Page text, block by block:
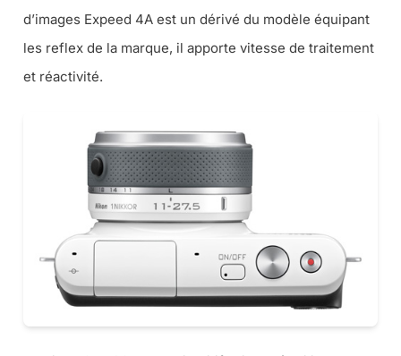
d’images Expeed 4A est un dérivé du modèle équipant
les reflex de la marque, il apporte vitesse de traitement
et réactivité.